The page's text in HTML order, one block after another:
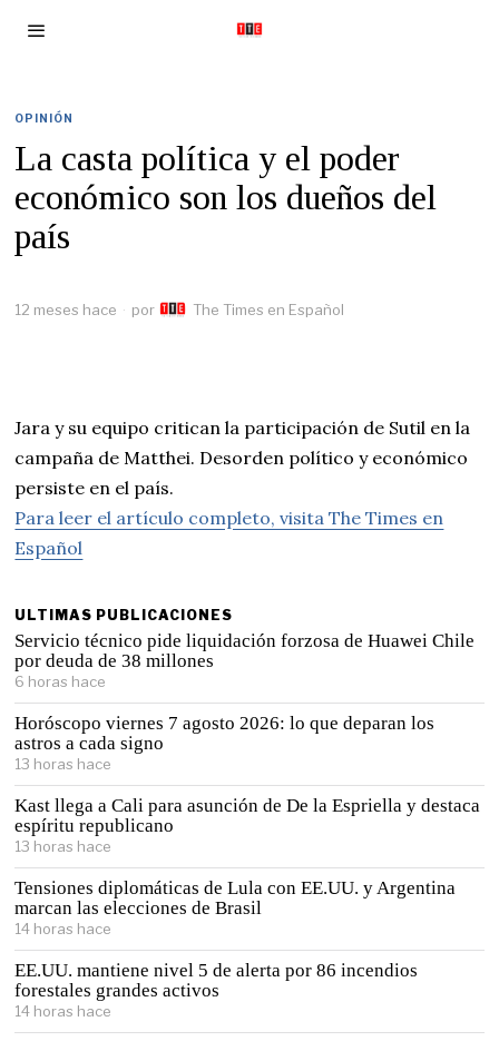
OPINIÓN
La casta política y el poder
económico son los dueños del
país
12 meses hace por The Times en Español
Jara y su equipo critican la participación de Sutil en la
campaña de Matthei. Desorden político y económico
persiste en el país.
Para leer el artículo completo, visita The Times en
Español
ULTIMAS PUBLICACIONES
Servicio técnico pide liquidación forzosa de Huawei Chile
por deuda de 38 millones
6 horas hace
Horóscopo viernes 7 agosto 2026: lo que deparan los
astros a cada signo
13 horas hace
Kast llega a Cali para asunción de De la Espriella y destaca
espíritu republicano
13 horas hace
Tensiones diplomáticas de Lula con EE.UU. y Argentina
marcan las elecciones de Brasil
14 horas hace
EE.UU. mantiene nivel 5 de alerta por 86 incendios
forestales grandes activos
14 horas hace